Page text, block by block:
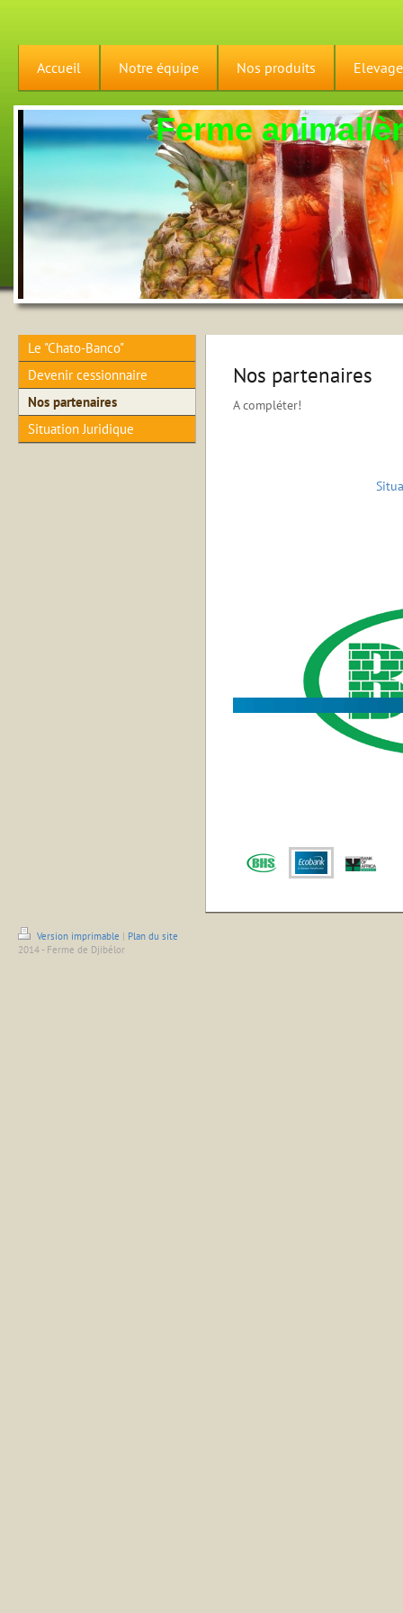
Accueil Notre équipe Nos produits Elevage
Ferme
Le "Chato-Banco"
Devenir cessionnaire
Nos partenaires
Situation Juridique
Nos partenaires
A compléter!
Version imprimable | Plan du site
2014 - Ferme de Djibélor